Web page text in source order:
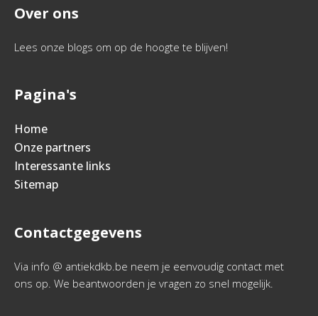
Over ons
Lees onze blogs om op de hoogte te blijven!
Pagina's
Home
Onze partners
Interessante links
Sitemap
Contactgegevens
Via info @ antiekdkb.be neem je eenvoudig contact met
ons op. We beantwoorden je vragen zo snel mogelijk.